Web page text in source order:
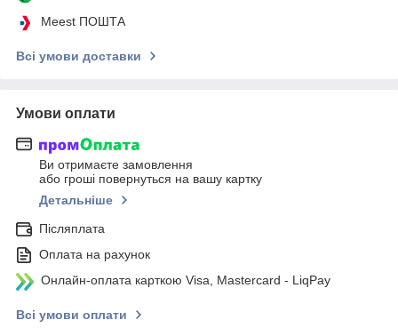
Meest ПОШТА
Всі умови доставки
Умови оплати
Ви отримаєте замовлення
або гроші повернуться на вашу картку
Детальніше
Післяплата
Оплата на рахунок
Онлайн-оплата карткою Visa, Mastercard - LiqPay
Всі умови оплати